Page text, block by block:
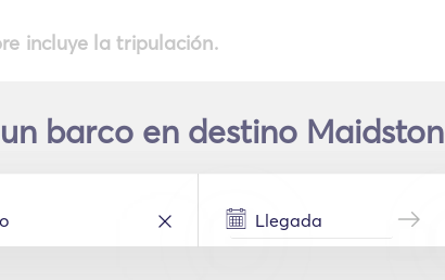
incluye la tripulación.
barco en destino